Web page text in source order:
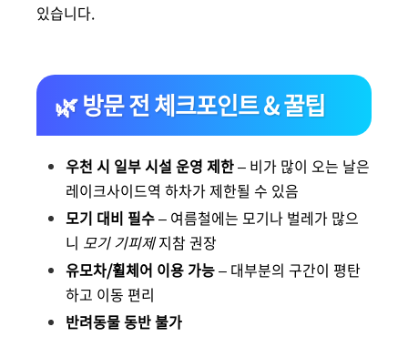
있습니다.
🌿 방문 전 체크포인트 & 꿀팁
우천 시 일부 시설 운영 제한– 비가 많이 오는 날은
레이크사이드역 하차가 제한될 수 있음
모기 대비 필수– 여름철에는 모기나 벌레가 많으
니 모기 기피제지참 권장
유모차/휠체어 이용 가능– 대부분의 구간이 평탄
하고 이동 편리
반려동물 동반 불가